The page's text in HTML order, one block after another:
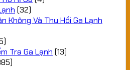
(32)
Không Và Thu Hồi Ga Lạnh
Tra Ga Lạnh (13)